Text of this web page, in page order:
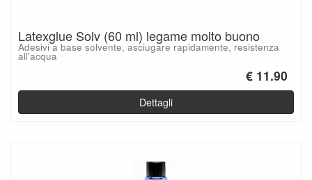
Latexglue Solv (60 ml) legame molto buono
Adesivi a base solvente, asciugare rapidamente, resistenza
all'acqua
€ 11.90
Dettagli